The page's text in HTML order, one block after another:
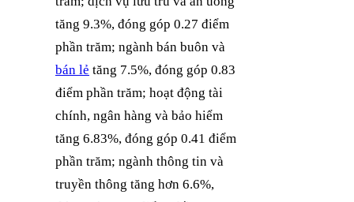
tăng 9.3%, đóng góp 0.27 điểm
phần trăm; ngành bán buôn và
bán lẻ tăng 7.5%, đóng góp 0.83
điểm phần trăm; hoạt động tài
chính, ngân hàng và bảo hiểm
tăng 6.83%, đóng góp 0.41 điểm
phần trăm; ngành thông tin và
truyền thông tăng hơn 6.6%,